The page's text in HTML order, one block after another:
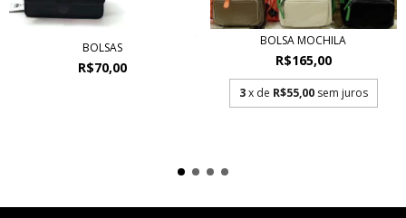
BOLSAS
R$70,00
BOLSA MOCHILA
R$165,00
3x de R$55,00 sem juros